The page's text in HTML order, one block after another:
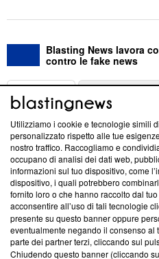
Blasting News lavora
contro le fake news
ABOUT
Questa sezione offre
News, sui nostri processi
creare news di qualità. Inoltre,
‘Trust Project - News with
ancora membro del
parte; Trust Project non ha
conformità agli standard.
Su di noi
Utilizziamo i cookie e tecnologie simili
personalizzato rispetto alle tue
nostro traffico. Raccogliamo e
occupano di analisi dei dati web,
informazioni sul tuo dispositivo, come
dispositivo, i quali potrebbero
fornito loro o che hanno raccolto dal
acconsentire all’uso di tali tecnologie
presente su questo banner oppure
eventualmente negando il consenso al
parte dei partner terzi, cliccando sul
Chiudendo questo banner (cliccando